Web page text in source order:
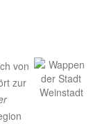
von
zur